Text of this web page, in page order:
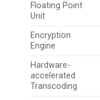
Floating Point
Unit
Encryption
Engine
Hardware-
accelerated
Transcoding